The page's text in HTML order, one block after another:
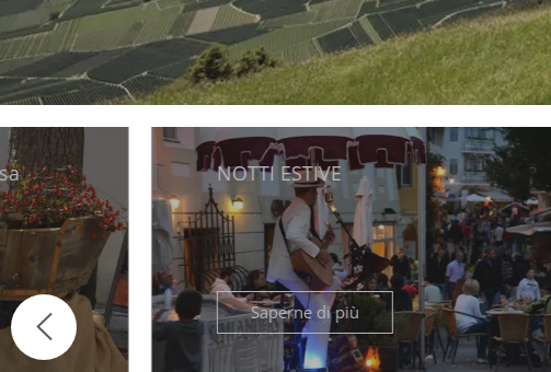
NOTTI ESTIVE
Saperne di più